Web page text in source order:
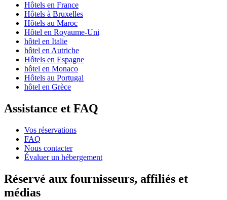
Hôtels en France
Hôtels à Bruxelles
Hôtels au Maroc
Hôtel en Royaume-Uni
hôtel en Italie
hôtel en Autriche
Hôtels en Espagne
hôtel en Monaco
Hôtels au Portugal
hôtel en Grèce
Assistance et FAQ
Vos réservations
FAQ
Nous contacter
Évaluer un hébergement
Réservé aux fournisseurs, affiliés et
médias